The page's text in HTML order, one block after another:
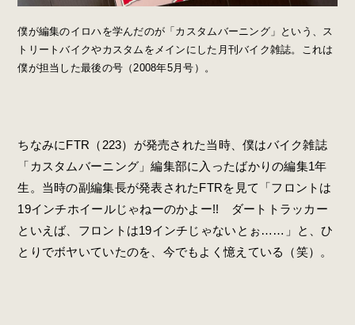
僕が編集のイロハを学んだのが「カスタムバーニング」という、ス
トリートバイクやカスタムをメインにした月刊バイク雑誌。これは
僕が担当した最後の号（2008年5月号）。
ちなみにFTR（223）が発売された当時、僕はバイク雑誌
「カスタムバーニング」編集部に入ったばかりの編集1年
生。当時の副編集長が発表されたFTRを見て「フロントは
19インチホイールじゃねーのかよー!! ダートトラッカー
といえば、フロントは19インチじゃないとぉ……」と、ひ
とりでボヤいていたのを、今でもよく憶えている（笑）。